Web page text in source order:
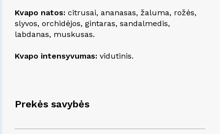
Prekės savybės
Kvapo natos: citrusai, ananasas, žaluma, rožės,
slyvos, orchidėjos, gintaras, sandalmedis,
labdanas, muskusas.
Kvapo intensyvumas: vidutinis.